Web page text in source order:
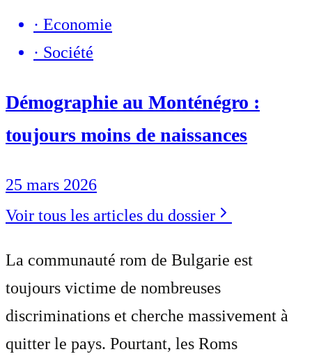
· Economie
· Société
Démographie au Monténégro :
toujours moins de naissances
25 mars 2026
Voir tous les articles du dossier
La communauté rom de Bulgarie est
toujours victime de nombreuses
discriminations et cherche massivement à
quitter le pays. Pourtant, les Roms